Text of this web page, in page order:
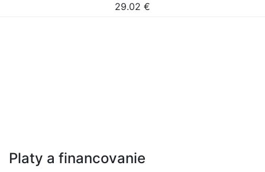
29.02 €
Platy a financovanie